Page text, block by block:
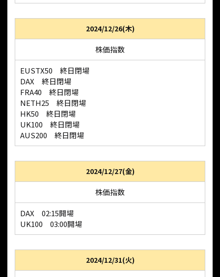
2024/12/26(木)
株価指数
EUSTX50 終日閉場
DAX 終日閉場
FRA40 終日閉場
NETH25 終日閉場
HK50 終日閉場
UK100 終日閉場
AUS200 終日閉場
2024/12/27(金)
株価指数
DAX 02:15開場
UK100 03:00開場
2024/12/31(火)